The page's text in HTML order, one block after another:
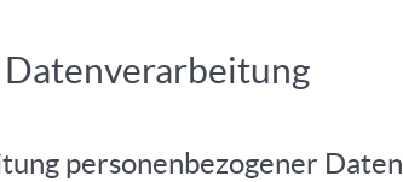
Datenverarbeitung
personenbezogener Daten